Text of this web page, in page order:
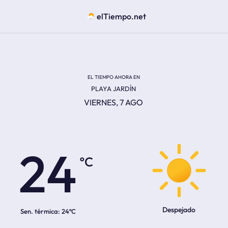
elTiempo.net
EL TIEMPO AHORA EN
PLAYA JARDÍN
VIERNES, 7 AGO
24
Sen. térmica: 24ºC Despejado